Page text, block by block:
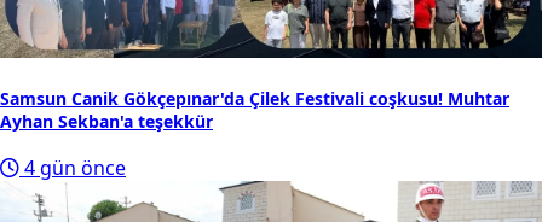
Samsun Canik Gökçepınar'da Çilek Festivali coşkusu! Muhtar
Ayhan Sekban'a teşekkür
4 gün önce